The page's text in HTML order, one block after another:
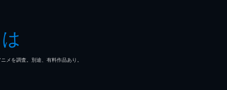
を調査。別途、有料作品あり。